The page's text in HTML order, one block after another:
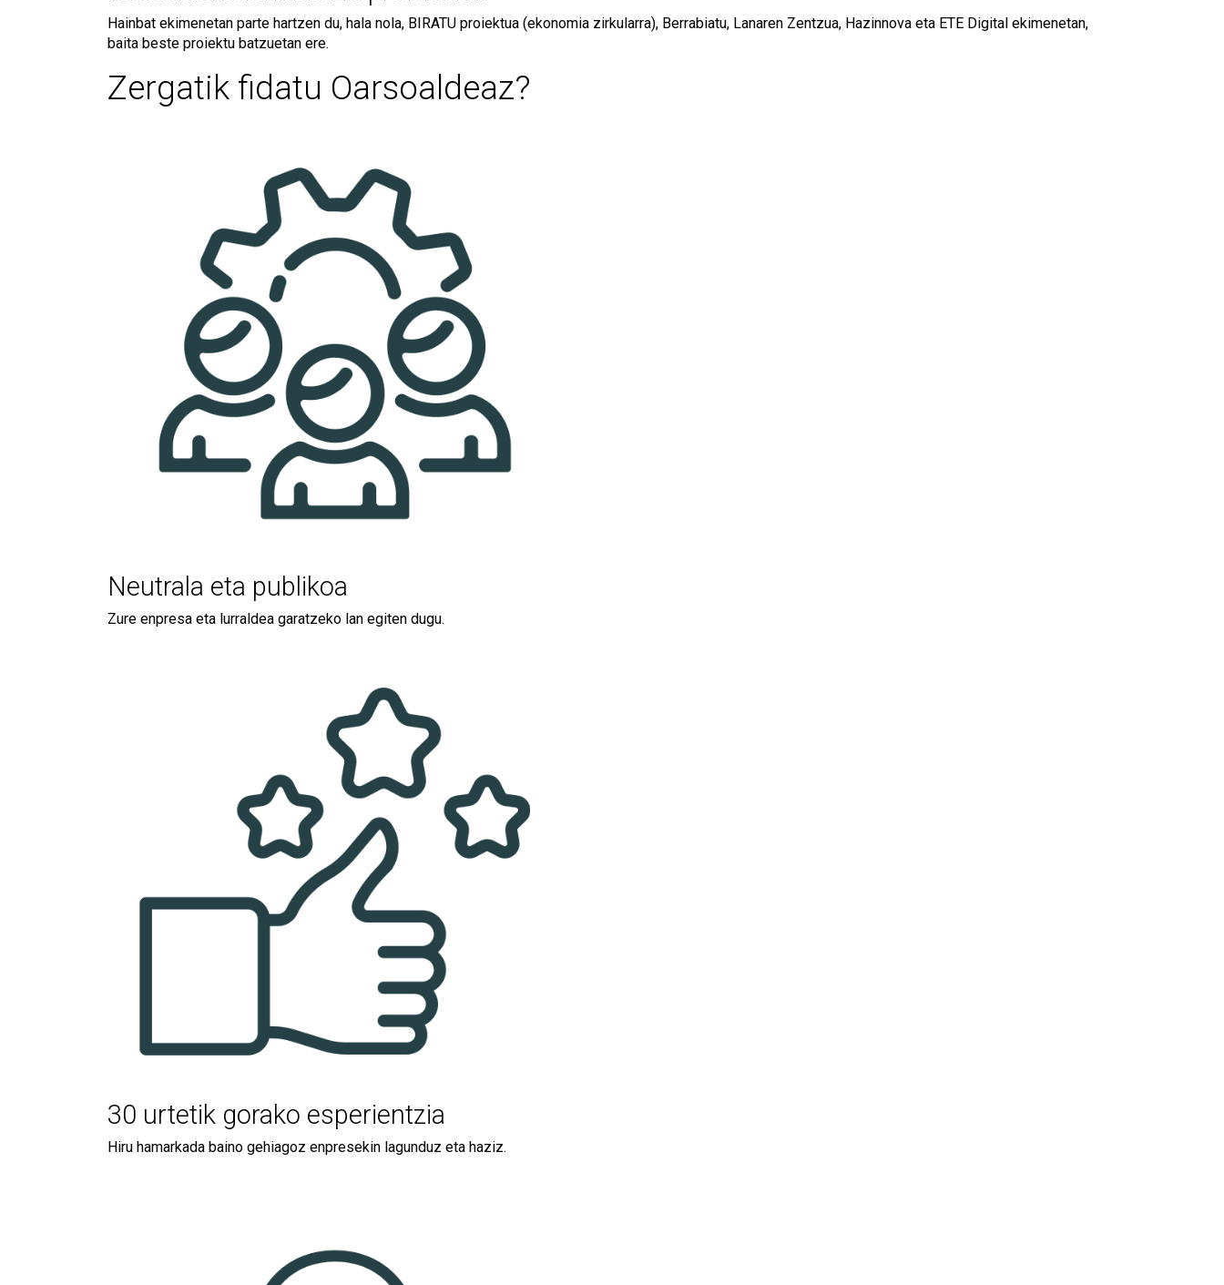
Hainbat ekimenetan parte hartzen du, hala nola, BIRATU proiektua (ekonomia zirkularra), Berrabiatu, Lanaren Zentzua, Hazinnova eta ETE Digital ekimenetan,
baita beste proiektu batzuetan ere.
Zergatik fidatu Oarsoaldeaz?
Neutrala eta publikoa
Zure enpresa eta lurraldea garatzeko lan egiten dugu.
30 urtetik gorako esperientzia
Hiru hamarkada baino gehiagoz enpresekin lagunduz eta haziz.